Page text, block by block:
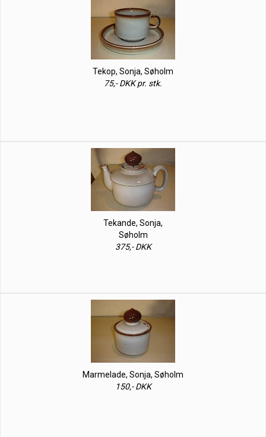
Tekop, Sonja, Søholm
75,- DKK pr. stk.
Tekande, Sonja,
Søholm
375,- DKK
Marmelade, Sonja, Søholm
150,- DKK